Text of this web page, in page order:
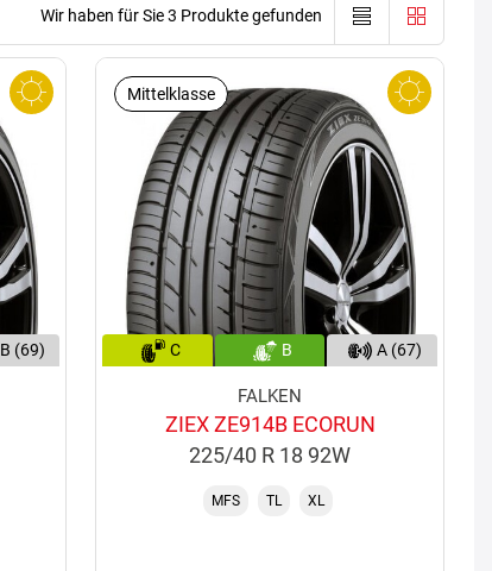
Wir haben für Sie 3 Produkte gefunden
B (69)
Mittelklasse
C B A (67)
FALKEN
ZIEX ZE914B ECORUN
225/40 R 18 92W
MFS TL XL